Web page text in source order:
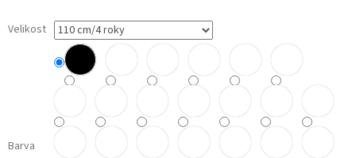
Velikost
Barva